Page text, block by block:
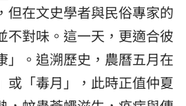
但在文史學者與民俗專家的
不對味。這一天，更適合彼
」。追溯歷史，農曆五月在
或「毒月」，此時正值仲夏